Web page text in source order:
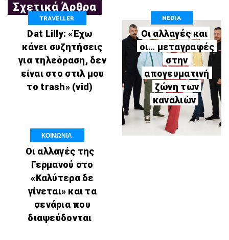
Σχετικά Άρθρα
TRAVELLER
Dat Lilly: «Έχω
κάνει συζητήσεις
για τηλεόραση, δεν
είναι στο στιλ μου
το trash» (vid)
MEDIA
Οι αλλαγές και
οι… μεταγραφές
στην
απογευματινή
ζώνη των
καναλιών
ΚΟΙΝΩΝΙΑ
Οι αλλαγές της
Γερμανού στο
«Καλύτερα δε
γίνεται» και τα
σενάρια που
διαψεύδονται